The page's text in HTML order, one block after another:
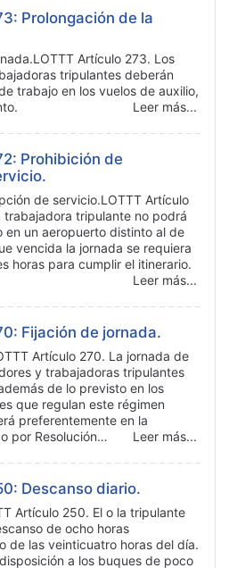
Prolongación de la
Artículo 273. Los
tripulantes deberán
trabajo en los vuelos de auxilio,
Leer más...
Prohibición de
de servicio.LOTTT Artículo
trabajadora tripulante no podrá
en un aeropuerto distinto al de
vencida la jornada se requiera
horas para cumplir el itinerario.
Leer más...
Fijación de jornada.
Artículo 270. La jornada de
y trabajadoras tripulantes
de lo previsto en los
que regulan este régimen
preferentemente en la
por Resolución…
Leer más...
Descanso diario.
Artículo 250. El o la tripulante
de ocho horas
de las veinticuatro horas del día.
a los buques de poco